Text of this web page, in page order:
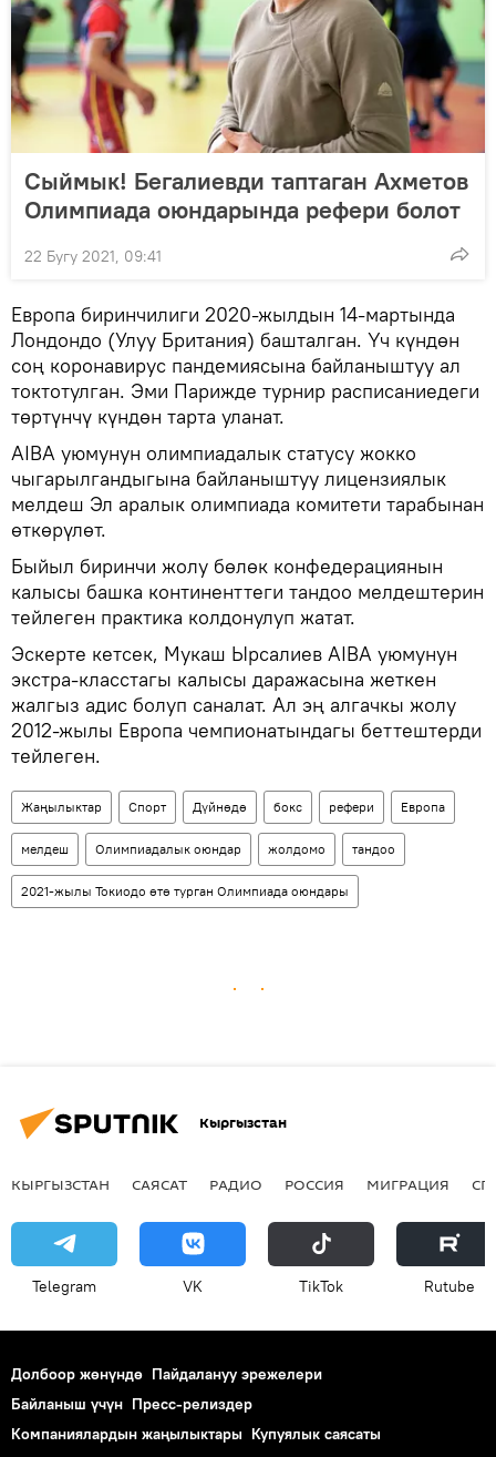
Сыймык! Бегалиевди таптаган Ахметов
Олимпиада оюндарында рефери болот
22 Бугу 2021, 09:41
Европа биринчилиги 2020-жылдын 14-мартында
Лондондо (Улуу Британия) башталган. Үч күндөн
соң коронавирус пандемиясына байланыштуу ал
токтотулган. Эми Парижде турнир расписаниедеги
төртүнчү күндөн тарта уланат.
AIBA уюмунун олимпиадалык статусу жокко
чыгарылгандыгына байланыштуу лицензиялык
мелдеш Эл аралык олимпиада комитети тарабынан
өткөрүлөт.
Быйыл биринчи жолу бөлөк конфедерациянын
калысы башка континенттеги тандоо мелдештерин
тейлеген практика колдонулуп жатат.
Эскерте кетсек, Мукаш Ырсалиев AIBA уюмунун
экстра-класстагы калысы даражасына жеткен
жалгыз адис болуп саналат. Ал эң алгачкы жолу
2012-жылы Европа чемпионатындагы беттештерди
тейлеген.
Жаңылыктар Спорт Дүйнөдө бокс рефери Европа
мелдеш Олимпиадалык оюндар жолдомо тандоо
2021-жылы Токиодо өтө турган Олимпиада оюндары
Кыргызстан
КЫРГЫЗСТАН САЯСАТ РАДИО РОССИЯ МИГРАЦИЯ
Telegram VK ТikТоk Rutube
Долбоор жөнүндө Пайдалануу эрежелери
Байланыш үчүн Пресс-релиздер
Компаниялардын жаңылыктары Купуялык саясаты